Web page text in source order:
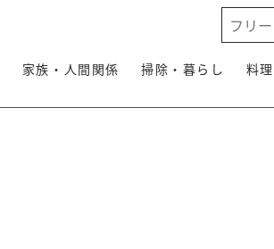
家族・人間関係 掃除・暮らし 料